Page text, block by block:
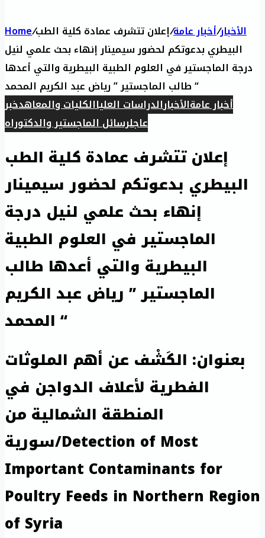
Home/ الأخبار/أخبار عامة/إعلان تتشرف عمادة كلية الطب
البيطري بدعوتكم لحضور سيمينار إنهاء بحث علمي لنيل
درجة الماجستير في العلوم الطبية البيطرية والتي أعدها
طالب الماجستير ” رياض عبد الكريم المحمد “
أخبار عامةالأخبارالدراسات العلياالكليات والمعاهدخبر
عاجلرسائل الماجستير والدكتوراه
إعلان تتشرف عمادة كلية الطب
البيطري بدعوتكم لحضور سيمينار
إنهاء بحث علمي لنيل درجة
الماجستير في العلوم الطبية
البيطرية والتي أعدها طالب
الماجستير ” رياض عبد الكريم
المحمد “
بعنوان: الكَشْف عن أهم الملوثات
الفطرية لأعلاف الدواجن في
المنطقة الشمالية من
سورية/Detection of Most
Important Contaminants for
Poultry Feeds in Northern Region
of Syria